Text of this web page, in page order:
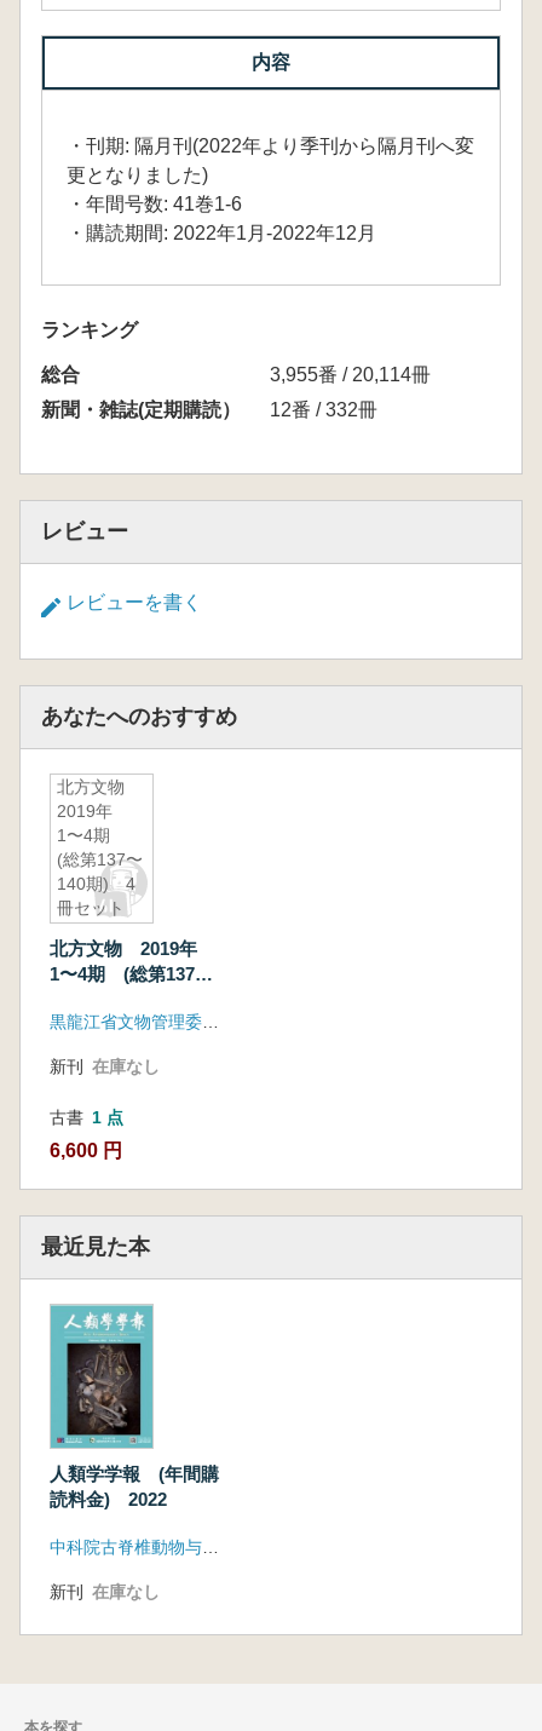
内容
・刊期: 隔月刊(2022年より季刊から隔月刊へ変
更となりました)
・年間号数: 41巻1-6
・購読期間: 2022年1月-2022年12月
ランキング
総合
3,955番 / 20,114冊
新聞・雑誌(定期購読）
12番 / 332冊
レビュー
レビューを書く
あなたへのおすすめ
北方文物
2019年
1〜4期
(総第137〜
140期) 4
冊セット
北方文物 2019年
1〜4期 (総第137〜
新刊 在庫なし
古書 1 点
6,600 円
最近見た本
人類学学報 (年間購
読料金) 2022
新刊 在庫なし
本を探す